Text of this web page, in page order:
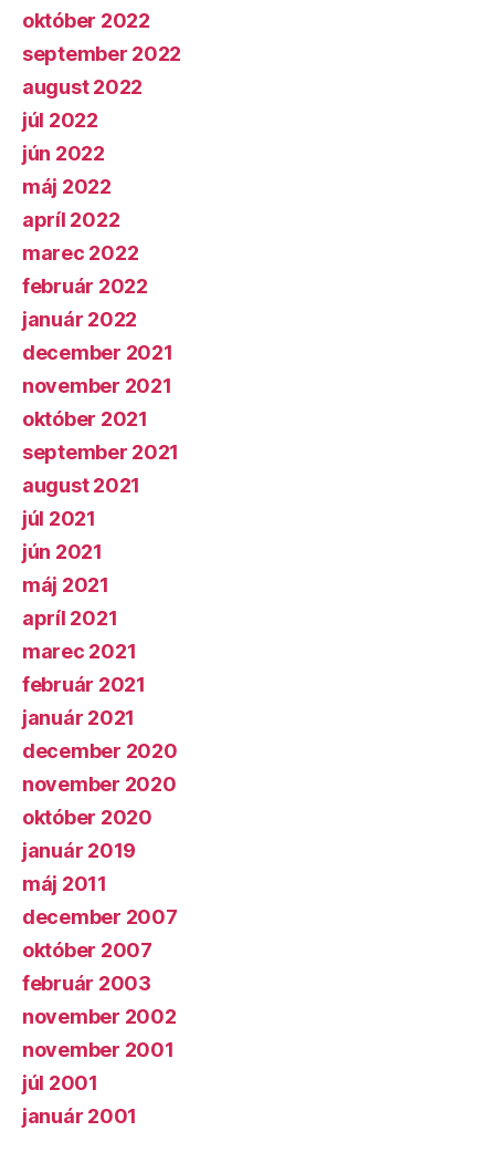
október 2022
september 2022
august 2022
júl 2022
jún 2022
máj 2022
apríl 2022
marec 2022
február 2022
január 2022
december 2021
november 2021
október 2021
september 2021
august 2021
júl 2021
jún 2021
máj 2021
apríl 2021
marec 2021
február 2021
január 2021
december 2020
november 2020
október 2020
január 2019
máj 2011
december 2007
október 2007
február 2003
november 2002
november 2001
júl 2001
január 2001